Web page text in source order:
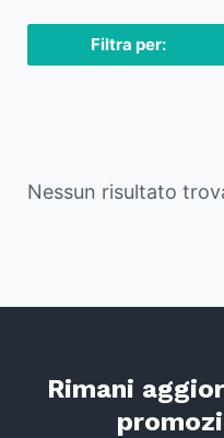
Filtra per:
Nessun risultato
Rimani